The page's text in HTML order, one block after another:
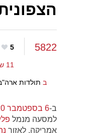
5822
5
11 שנים לפני
ב תולדות
ב-6 בספטמבר
למסעה מנמל
אמריקה, לאזור